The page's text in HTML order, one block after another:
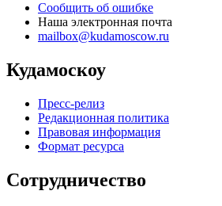
Сообщить об ошибке
Наша электронная почта
mailbox@kudamoscow.ru
Кудамоскоу
Пресс-релиз
Редакционная политика
Правовая информация
Формат ресурса
Сотрудничество